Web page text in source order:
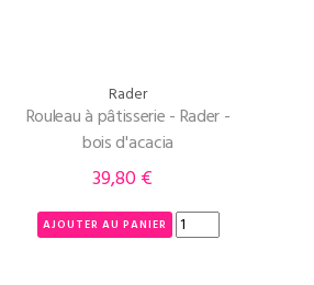
Rader
Rouleau à pâtisserie - Rader -
bois d'acacia
Prix
39,80 €
AJOUTER AU PANIER